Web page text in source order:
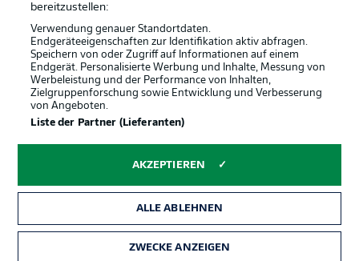
Login
bereitzustellen:
Verwendung genauer Standortdaten.
Endgeräteeigenschaften zur Identifikation aktiv abfragen.
Speichern von oder Zugriff auf Informationen auf einem
Endgerät. Personalisierte Werbung und Inhalte, Messung von
Werbeleistung und der Performance von Inhalten,
Zielgruppenforschung sowie Entwicklung und Verbesserung
von Angeboten.
Liste der Partner (Lieferanten)
AKZEPTIEREN
ALLE ABLEHNEN
ZWECKE ANZEIGEN